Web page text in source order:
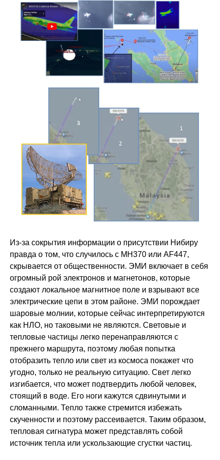
Из-за сокрытия информации о присутствии Нибиру
правда о том, что случилось с MH370 или AF447,
скрывается от общественности. ЭМИ включает в себя
огромный рой электронов и магнетонов, которые
создают локальное магнитное поле и взрывают все
электрические цепи в этом районе. ЭМИ порождает
шаровые молнии, которые сейчас интерпретируются
как НЛО, но таковыми не являются. Световые и
тепловые частицы легко перенаправляются с
прежнего маршрута, поэтому любая попытка
отобразить тепло или свет из космоса покажет что
угодно, только не реальную ситуацию. Свет легко
изгибается, что может подтвердить любой человек,
стоящий в воде. Его ноги кажутся сдвинутыми и
сломанными. Тепло также стремится избежать
скученности и поэтому рассеивается. Таким образом,
тепловая сигнатура может представлять собой
источник тепла или ускользающие сгустки частиц.